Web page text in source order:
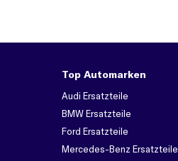
Top Automarken
Audi Ersatzteile
BMW Ersatzteile
Ford Ersatzteile
Mercedes-Benz Ersatzteile